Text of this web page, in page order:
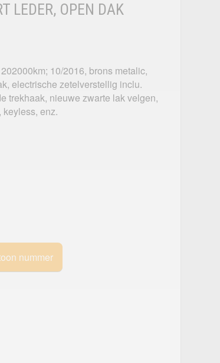
LEDER, OPEN DAK
202000km; 10/2016, brons metalic,
electrische zetelverstellig inclu.
trekhaak, nieuwe zwarte lak velgen,
enz.
nummer